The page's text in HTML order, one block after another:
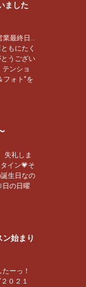
ました
最終日…
もにたく
うござい
テンショ
フォト”を
失礼しま
イン💗そ
生日なの
日の日曜
始まり
ーっ！
０２１